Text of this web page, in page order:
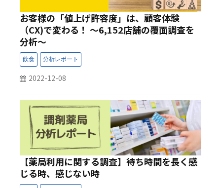
お客様の「値上げ許容度」は、顧客体験
（CX)で変わる！ ～6,152店舗の覆面調査を
分析～
2022-12-08
【薬局利用に関する調査】待ち時間を長く感
じる時、感じない時